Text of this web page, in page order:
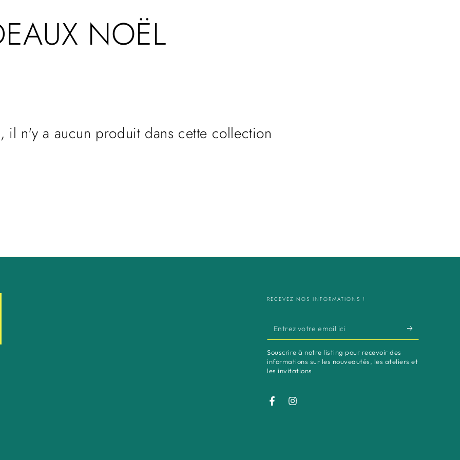
NOËL
il n'y a aucun produit dans cette collection
RECEVEZ NOS INFORMATIONS !
Entrez
votre
email
ici
Souscrire à notre listing pour recevoir des
informations sur les nouveautés, les ateliers et
les invitations
FacebookInstagram